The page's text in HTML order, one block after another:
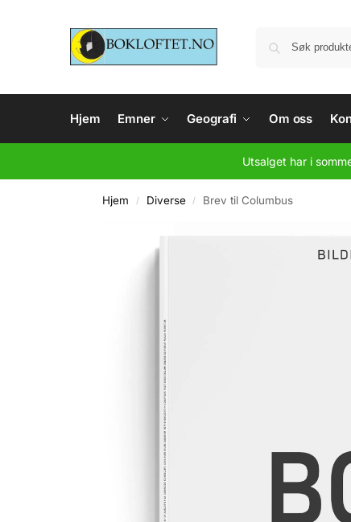
Hjem Emner Geografi Om oss
Utsalget har i
Hjem / Diverse / Brev til Columbus